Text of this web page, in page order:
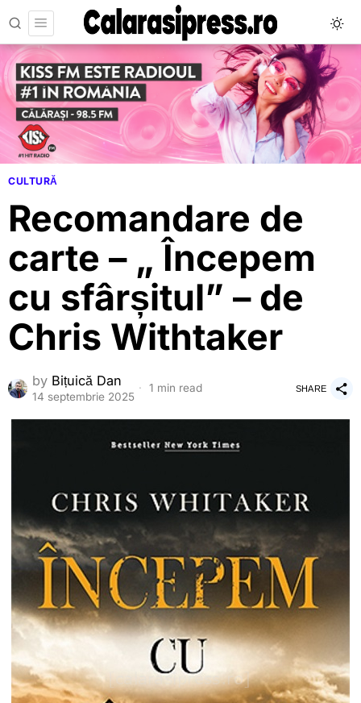
CULTURĂ
Recomandare de
carte – „ Începem
cu sfârșitul” – de
Chris Withtaker
by Bițuică Dan
14 septembrie 2025
1 min read SHARE